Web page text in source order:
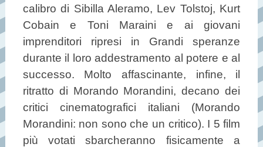
calibro di Sibilla Aleramo, Lev Tolstoj, Kurt
Cobain e Toni Maraini e ai giovani
imprenditori ripresi in Grandi speranze
durante il loro addestramento al potere e al
successo. Molto affascinante, infine, il
ritratto di Morando Morandini, decano dei
critici cinematografici italiani (Morando
Morandini: non sono che un critico). I 5 film
più votati sbarcheranno fisicamente a